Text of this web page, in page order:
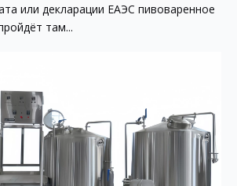
или декларации ЕАЭС пивоваренное
там...